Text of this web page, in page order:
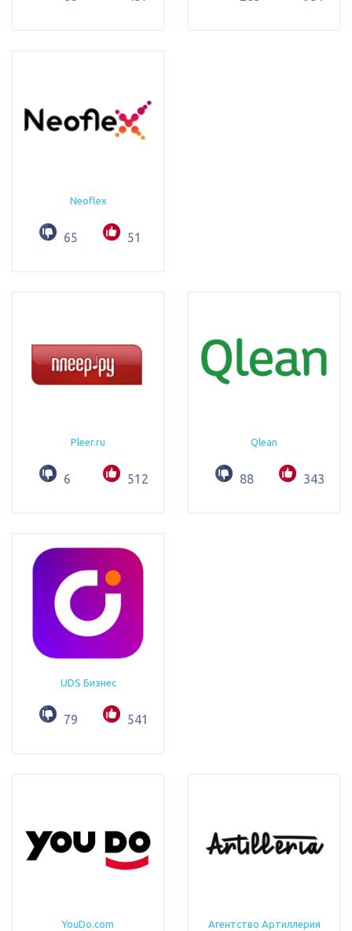
Neoflex
65 51
Pleer.ru
6 512
Qlean
88 343
UDS Бизнес
79 541
YouDo.com Агентство Артиллерия